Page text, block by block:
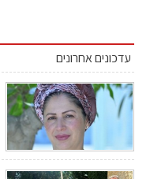
עדכונים אחרונים